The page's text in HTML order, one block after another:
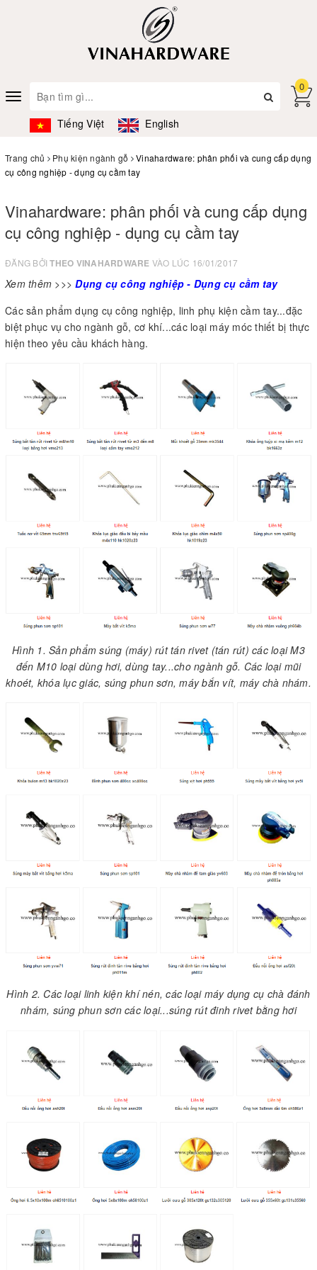
Toggle
navigation
Tiếng Việt English
0
Trang chủ Phụ kiện ngành gỗ
Vinahardware: phân phối và cung cấp dụng
cụ công nghiệp - dụng cụ cầm tay
Vinahardware: phân phối và cung cấp dụng
cụ công nghiệp - dụng cụ cầm tay
ĐĂNG BỞITHEO VINAHARDWARE VÀO LÚC 16/01/2017
Xem thêm >>>Dụng cụ công nghiệp - Dụng cụ cầm tay
Các sản phẩm dụng cụ công nghiệp, linh phụ kiện cầm tay...đặc
biệt phục vụ cho ngành gỗ, cơ khí...các loại máy móc thiết bị thực
hiện theo yêu cầu khách hàng.
Hình 1. Sản phẩm súng (máy) rút tán rivet (tán rút) các loại M3
đến M10 loại dùng hơi, dùng tay...cho ngành gỗ. Các loại mũi
khoét, khóa lục giác, súng phun sơn, máy bắn vít, máy chà nhám.
Hình 2. Các loại linh kiện khí nén, các loại máy dụng cụ chà đánh
nhám, súng phun sơn các loại...súng rút đinh rivet bằng hơi